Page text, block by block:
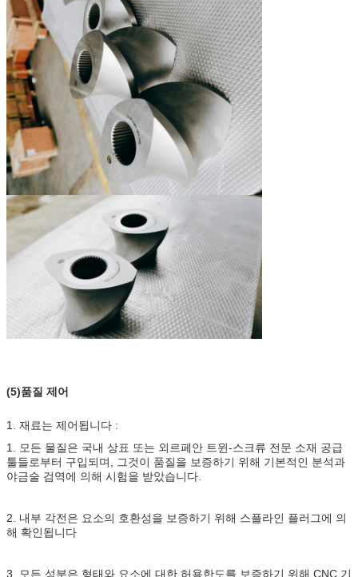
(5)품질 제어
1. 재료는 제어됩니다 :
1. 모든 물질은 국내 상표 또는 외르페안 트윈-스크류 전문 소재 공급
툴들로부터 구입되며, 그것이 품질을 보증하기 위해 기본적인 분석과
야금술 검역에 의해 시험을 받았습니다.
2. 내부 각전은 요소의 호환성을 보증하기 위해 스플라인 플러그에 의
해 확인됩니다
3. 모든 성분은 형태와 요소에 대한 허용한도를 보증하기 위해 CNC 기